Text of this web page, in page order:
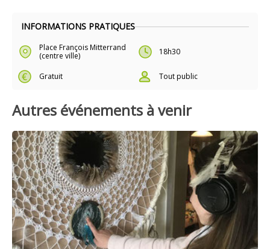
INFORMATIONS PRATIQUES
Place François Mitterrand
(centre ville)
18h30
Gratuit Tout public
Autres événements à venir